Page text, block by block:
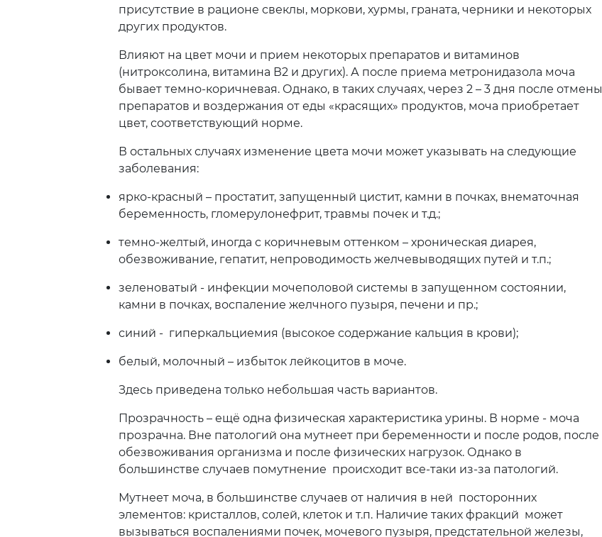
присутствие в рационе свеклы, моркови, хурмы, граната, черники и некоторых
других продуктов.
Влияют на цвет мочи и прием некоторых препаратов и витаминов
(нитроксолина, витамина В2 и других). А после приема метронидазола моча
бывает темно-коричневая. Однако, в таких случаях, через 2 – 3 дня после отмены
препаратов и воздержания от еды «красящих» продуктов, моча приобретает
цвет, соответствующий норме.
В остальных случаях изменение цвета мочи может указывать на следующие
заболевания:
ярко-красный – простатит, запущенный цистит, камни в почках, внематочная
беременность, гломерулонефрит, травмы почек и т.д.;
темно-желтый, иногда с коричневым оттенком – хроническая диарея,
обезвоживание, гепатит, непроводимость желчевыводящих путей и т.п.;
зеленоватый - инфекции мочеполовой системы в запущенном состоянии,
камни в почках, воспаление желчного пузыря, печени и пр.;
синий - гиперкальциемия (высокое содержание кальция в крови);
белый, молочный – избыток лейкоцитов в моче.
Здесь приведена только небольшая часть вариантов.
Прозрачность – ещё одна физическая характеристика урины. В норме - моча
прозрачна. Вне патологий она мутнеет при беременности и после родов, после
обезвоживания организма и после физических нагрузок. Однако в
большинстве случаев помутнение происходит все-таки из-за патологий.
Мутнеет моча, в большинстве случаев от наличия в ней посторонних
элементов: кристаллов, солей, клеток и т.п. Наличие таких фракций может
вызываться воспалениями почек, мочевого пузыря, предстательной железы,